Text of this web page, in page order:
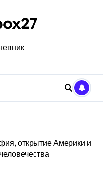
открытие Америки и